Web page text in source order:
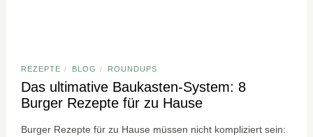
REZEPTE / BLOG / ROUNDUPS
Das ultimative Baukasten-System: 8
Burger Rezepte für zu Hause
Burger Rezepte für zu Hause müssen nicht kompliziert sein: